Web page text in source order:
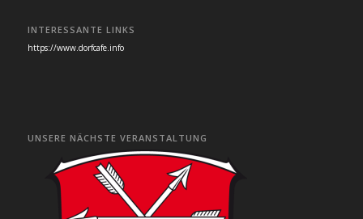
INTERESSANTE LINKS
https://www.dorfcafe.info
UNSERE NÄCHSTE VERANSTALTUNG